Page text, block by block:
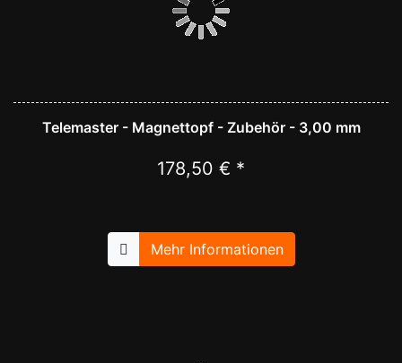
Telemaster - Magnettopf - Zubehör - 3,00 mm
178,50 € *
Mehr Informationen